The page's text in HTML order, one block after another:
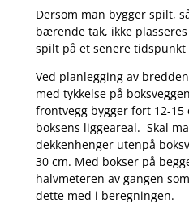
Dersom man bygger spilt,
bærende tak, ikke
spilt på et senere tidspunkt
Ved planlegging av
med tykkelse på
frontvegg bygger fort 12-
boksens liggeareal. Skal
dekkenhenger utenpå
30 cm. Med bokser på
halvmeteren av gangen
dette med i beregningen.